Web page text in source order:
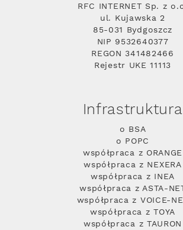
RFC INTERNET Sp. z
ul. Kujawska 2
85-031 Bydgoszcz
NIP 9532640377
REGON 341482466
Rejestr UKE 11113
Infrastruktura
o BSA
o POPC
współpraca z ORANGE
współpraca z NEXERA
współpraca z INEA
współpraca z ASTA-
współpraca z VOICE-
współpraca z TOYA
współpraca z TAURON